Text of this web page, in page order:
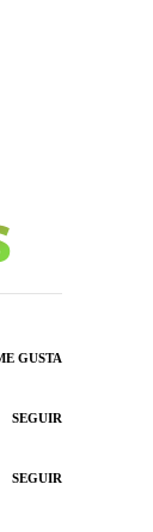
GUSTA
SEGUIR
SEGUIR